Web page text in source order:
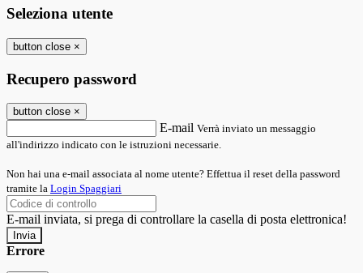
Seleziona utente
button close ×
Recupero password
button close ×
E-mail Verrà inviato un messaggio
all'indirizzo indicato con le istruzioni necessarie.
Non hai una e-mail associata al nome utente? Effettua il reset della password
tramite la Login Spaggiari
E-mail inviata, si prega di controllare la casella di posta elettronica!
Errore